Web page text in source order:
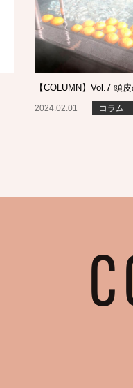
【COLUMN】Vol.7 頭皮
2024.02.01 コラム